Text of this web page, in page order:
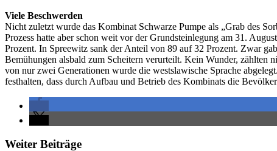
Viele Beschwerden
Nicht zuletzt wurde das Kombinat Schwarze Pumpe als „Grab des
Prozess hatte aber schon weit vor der Grundsteinlegung am 31.
Prozent. In Spreewitz sank der Anteil von 89 auf 32 Prozent. Zwar
Bemühungen alsbald zum Scheitern verurteilt. Kein Wunder, zählten
von nur zwei Generationen wurde die westslawische Sprache
festhalten, dass durch Aufbau und Betrieb des Kombinats die
Weiter Beiträge